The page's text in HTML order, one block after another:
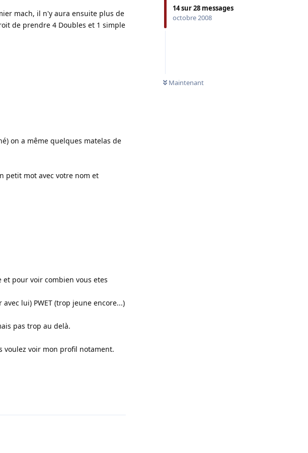
14sur28 messages
octobre 2008
Maintenant
mach, il n'y aura ensuite plus de
de prendre 4 Doubles et 1 simple
on a même quelques matelas de
petit mot avec votre nom et
pour voir combien vous etes
avec lui) PWET (trop jeune encore...)
pas trop au delà.
voulez voir mon profil notament.